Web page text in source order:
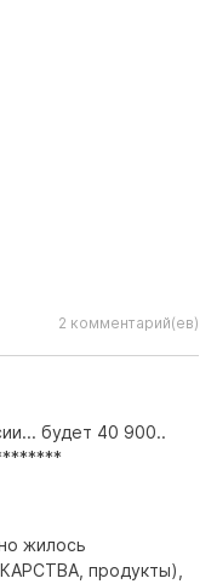
2 комментарий(ев)
будет 40 900..
жилось
продукты),